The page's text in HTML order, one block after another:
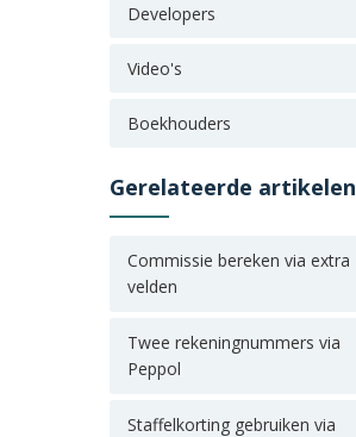
Developers
Video's
Boekhouders
Gerelateerde artikelen
Commissie bereken via extra
velden
Twee rekeningnummers via
Peppol
Staffelkorting gebruiken via